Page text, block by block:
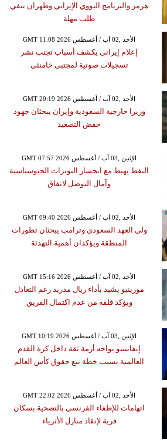
هرمز والبرنامج النووي الإيراني وطهران تنفي
طلب مهلة
GMT 11:08 2026 الأحد ,02 آب / أغسطس
إعلام إيراني يكشف أسباب تجنب نشر
تسجيلات صوتية لمجتبى خامنئي
GMT 20:19 2026 الأحد ,02 آب / أغسطس
وزيرا خارجية السعودية وإيران يبحثان جهود
خفض التصعيد
GMT 07:57 2026 الإثنين ,03 آب / أغسطس
النفط يهبط مع انحسار التوترات الجيوسياسية
وآمال التوصل لاتفاق
GMT 09:40 2026 الأحد ,02 آب / أغسطس
ولي العهد السعودي وترامب يبحثان تطورات
المنطقة ويؤكدان أهمية التهدئة
GMT 15:16 2026 الأحد ,02 آب / أغسطس
مورينيو يشيد بأداء ريال مدريد رغم التعادل
ويؤكد قلقه من عدم اكتمال الفريق
GMT 10:19 2026 الإثنين ,03 آب / أغسطس
إنفانتينو يواجه أزمة ثقة داخل كرة القدم
العالمية بسبب خطة بيع حقوق كأس العالم
GMT 22:02 2026 الأحد ,02 آب / أغسطس
اتهامات للإطفاء الفرنسي بالتضحية بسكان
قرية لإنقاذ منازل الأثرياء